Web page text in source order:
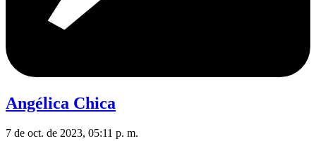
Angélica Chica
7 de oct. de 2023, 05:11 p. m.